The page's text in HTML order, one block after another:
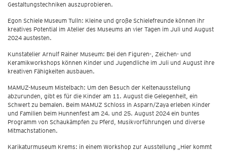
Gestaltungstechniken auszuprobieren.
Egon Schiele Museum Tulln: Kleine und große Schielefreunde können ihr
kreatives Potential im Atelier des Museums an vier Tagen im Juli und August
2024 austesten.
Kunstatelier Arnulf Rainer Museum: Bei den Figuren-, Zeichen- und
Keramikworkshops können Kinder und Jugendliche im Juli und August ihre
kreativen Fähigkeiten ausbauen.
MAMUZ-Museum Mistelbach: Um den Besuch der Keltenausstellung
abzurunden, gibt es für die Kinder am 11. August die Gelegenheit, ein
Schwert zu bemalen. Beim MAMUZ Schloss in Asparn/Zaya erleben Kinder
und Familien beim Hunnenfest am 24. und 25. August 2024 ein buntes
Programm von Schaukämpfen zu Pferd, Musikvorführungen und diverse
Mitmachstationen.
Karikaturmuseum Krems: in einem Workshop zur Ausstellung „Hier kommt